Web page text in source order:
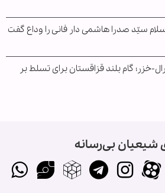
سیّد صدرا هاشمی دار فانی را وداع گفت
خزر؛ گام بلند قزاقستان برای تسلط بر
شیعیان بی‌رسانه